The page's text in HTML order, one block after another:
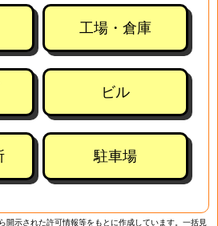
工場・倉庫
ビル
駐車場
示された許可情報等をもとに作成しています。一括見